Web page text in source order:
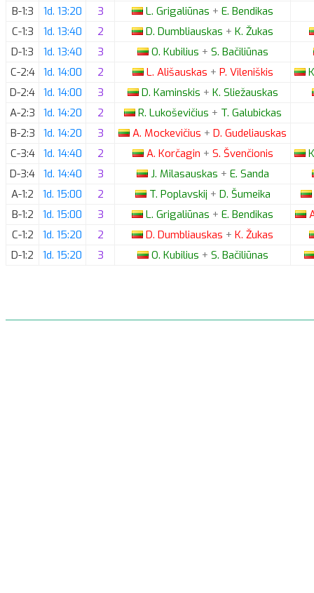
B-1:3 1d. 13:20 3 L. Grigaliūnas + E. Bendikas
C-1:3
1d. 13:40 2 D. Dumbliauskas + K. Žukas
D-1:3
1d. 13:40 3 O. Kubilius + S. Bačiliūnas
C-2:4
1d. 14:00 2 L. Ališauskas + P. Vileniškis
D-2:4 1d. 14:00 3 D. Kaminskis + K. Sliežauskas
A-2:3
1d. 14:20 2 R. Lukoševičius + T. Galubickas
B-2:3
1d. 14:20 3 A. Mockevičius + D. Gudeliauskas
C-3:4
1d. 14:40 2 A. Korčagin + S. Švenčionis
D-3:4 1d. 14:40 3 J. Milasauskas + E. Sanda
A-1:2
1d. 15:00 2 T. Poplavskij + D. Šumeika
B-1:2
1d. 15:00 3 L. Grigaliūnas + E. Bendikas
C-1:2
1d. 15:20 2 D. Dumbliauskas + K. Žukas
D-1:2
1d. 15:20 3 O. Kubilius + S. Bačiliūnas